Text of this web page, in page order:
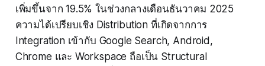
เพิ่มขึ้นจาก 19.5% ในช่วงกลางเดือนธันวาคม 2025
ความได้เปรียบเชิง Distribution ที่เกิดจากการ
Integration เข้ากับ Google Search, Android,
Chrome และ Workspace ถือเป็น Structural